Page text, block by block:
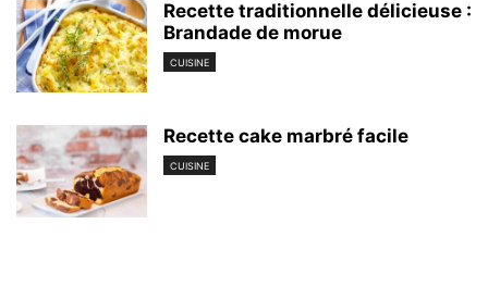
Recette traditionnelle délicieuse :
Brandade de morue
CUISINE
Recette cake marbré facile
CUISINE